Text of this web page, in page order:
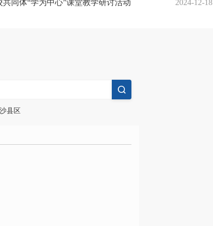
同体“学为中心”课堂教学研讨活动 2024-12-18
沙县区